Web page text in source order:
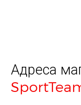
Адреса